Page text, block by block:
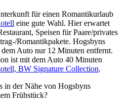
für einen Romantikurlaub
eine gute Wahl. Hier erwartet
Speisen für Paare/privates
Romantikpakete. Hogsbyns
Auto nur 12 Minuten entfernt.
ist mit dem Auto 40 Minuten
BW Signature Collection.
in der Nähe von Hogsbyns
Frühstück?